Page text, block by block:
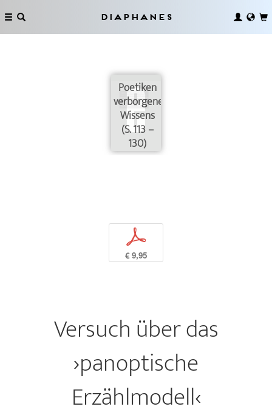
Diaphanes
Poetiken
verborgenen
Wissens
(S. 113 –
130)
p
€ 9,95
Versuch über das
›panoptische
Erzählmodell‹